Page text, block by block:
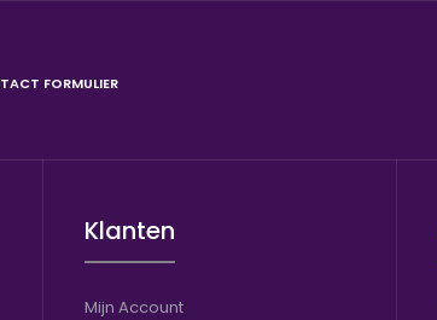
FORMULIER
Klanten
Mijn Account